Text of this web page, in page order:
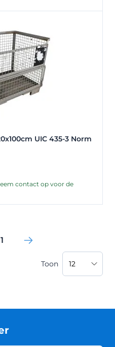
UIC 435-3 Norm
contact op voor de
Je leest momenteel pagina
1
Toon